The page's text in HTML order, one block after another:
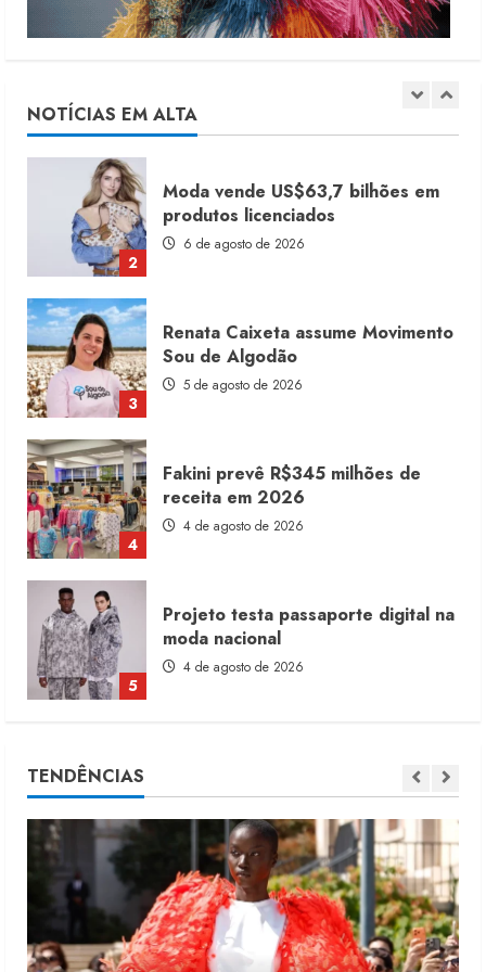
NOTÍCIAS EM ALTA
1
7 de agosto de 2026
2
Moda vende US$63,7 bilhões em
produtos licenciados
6 de agosto de 2026
3
Renata Caixeta assume Movimento
Sou de Algodão
5 de agosto de 2026
4
Fakini prevê R$345 milhões de
receita em 2026
4 de agosto de 2026
5
Projeto testa passaporte digital na
moda nacional
4 de agosto de 2026
1
Moda vende US$63,7 bilhões em
produtos licenciados
6 de agosto de 2026
TENDÊNCIAS